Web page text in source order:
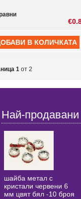
1 от 2
Най-продавани
шайба метал с
кристали червени 6
мм цвят бял -10 броя